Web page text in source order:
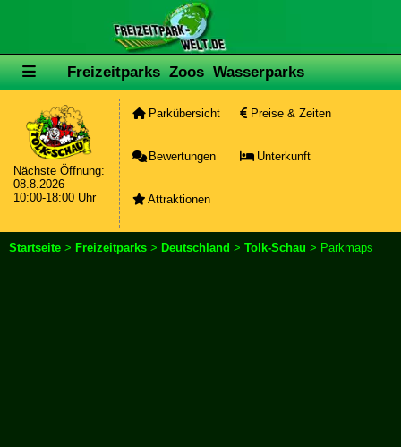
Freizeitparks Zoos Wasserparks
Nächste Öffnung:
08.8.2026
10:00-18:00 Uhr
Parkübersicht Preise & Zeiten
Bewertungen Unterkunft
Attraktionen
Startseite > Freizeitparks > Deutschland > Tolk-Schau > Parkmaps